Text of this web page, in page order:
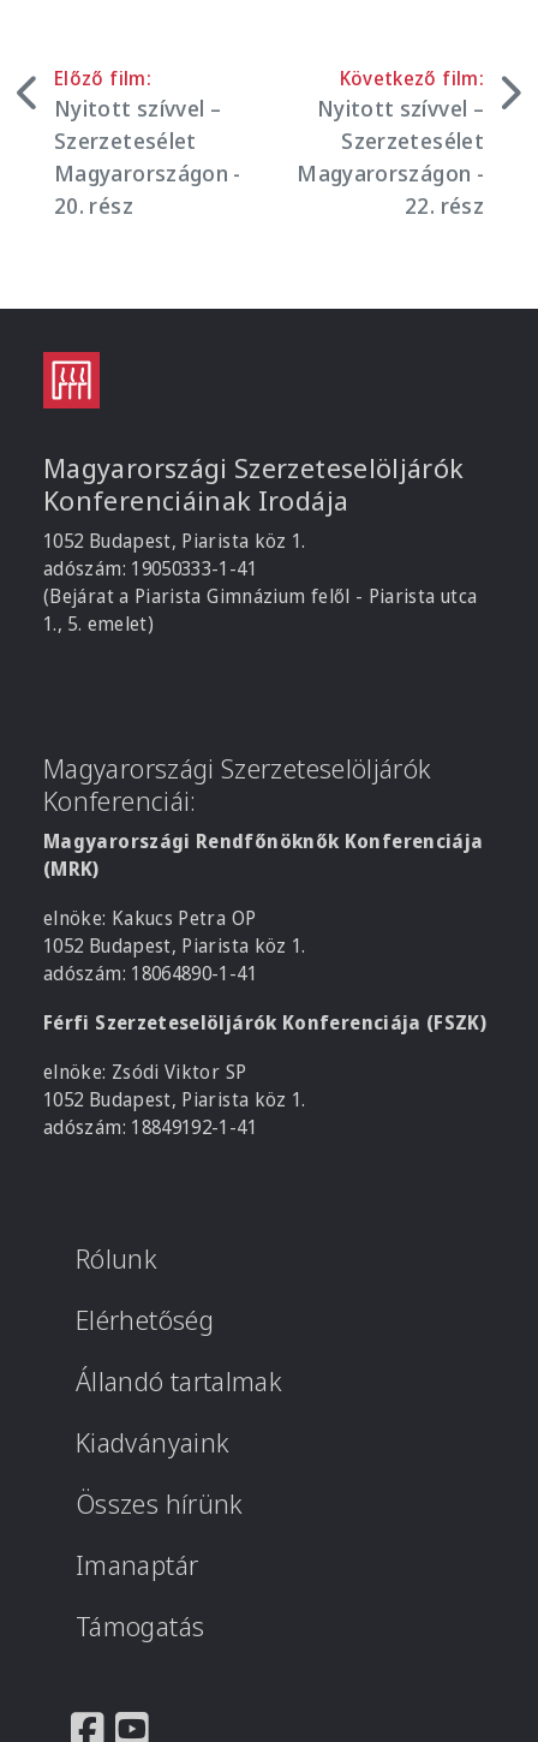
Előző film:
Nyitott szívvel –
Szerzetesélet
Magyarországon -
20. rész
Következő film:
Nyitott szívvel –
Szerzetesélet
Magyarországon -
22. rész
Magyarországi Szerzeteselöljárók
Konferenciáinak Irodája
1052 Budapest, Piarista köz 1.
adószám: 19050333-1-41
(Bejárat a Piarista Gimnázium felől - Piarista utca
1., 5. emelet)
Magyarországi Szerzeteselöljárók
Konferenciái:
Magyarországi Rendfőnöknők Konferenciája
(MRK)
elnöke: Kakucs Petra OP
1052 Budapest, Piarista köz 1.
adószám: 18064890-1-41
Férfi Szerzeteselöljárók Konferenciája (FSZK)
elnöke: Zsódi Viktor SP
1052 Budapest, Piarista köz 1.
adószám: 18849192-1-41
Rólunk
Elérhetőség
Állandó tartalmak
Kiadványaink
Összes hírünk
Imanaptár
Támogatás